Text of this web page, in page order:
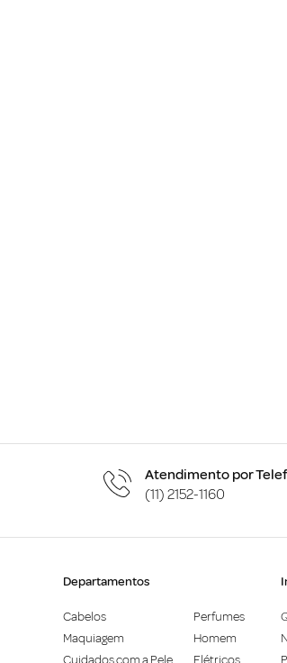
Atendimento por
(11) 2152-1160
Departamentos
Cabelos
Maquiagem
Cuidados com a Pele
Perfumes
Homem
Elétricos